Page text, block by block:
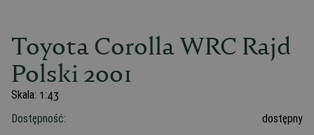
Toyota Corolla WRC Rajd
Polski 2001
Skala: 1:43
Dostępność:
dostępny